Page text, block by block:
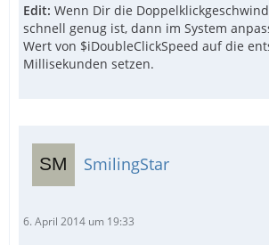
Edit: Wenn Dir die
schnell genug ist, dann im System
Wert von $iDoubleClickSpeed auf die
Millisekunden setzen.
SmilingStar
6. April 2014 um 19:33